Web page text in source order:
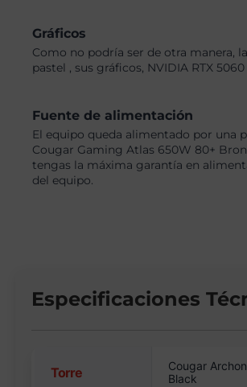
Gráficos
Como no podría ser de otra manera,
pastel , sus gráficos, NVIDIA RTX
Fuente de alimentación
El equipo queda alimentado por una
Cougar Gaming Atlas 650W 80+
tengas la máxima garantía en
del equipo.
Especificaciones
Torre
Cougar
Black